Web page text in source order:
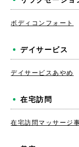
ボディコンフォート
デイサービス
デイサービスあやめ
在宅訪問
在宅訪問マッサージ